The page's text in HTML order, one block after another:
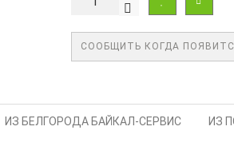
СООБЩИТЬ КОГДА
ИЗ БЕЛГОРОДА БАЙКАЛ-СЕРВИС ИЗ